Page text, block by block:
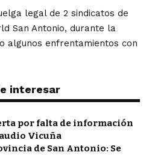
legal de 2 sindicatos de
San Antonio, durante la
algunos enfrentamientos con
interesar
por falta de información
Vicuña
de San Antonio: Se